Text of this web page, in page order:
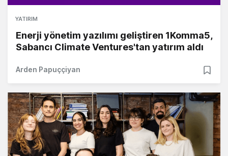
YATIRIM
Enerji yönetim yazılımı geliştiren 1Komma5,
Sabancı Climate Ventures'tan yatırım aldı
Arden Papuççiyan